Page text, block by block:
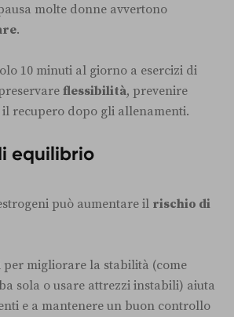
molte donne avvertono
.
10 minuti al giorno a esercizi di
flessibilità, prevenire
recupero dopo gli allenamenti.
equilibrio
può aumentare il rischio di
per migliorare la stabilità (come
sola o usare attrezzi instabili) aiuta
e a mantenere un buon controllo